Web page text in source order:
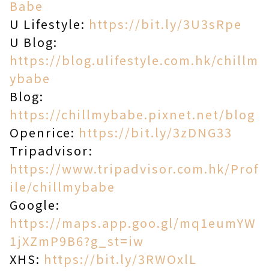
Babe
U Lifestyle: https://bit.ly/3U3sRpe
U Blog:
https://blog.ulifestyle.com.hk/chillm
ybabe
Blog:
https://chillmybabe.pixnet.net/blog
Openrice: https://bit.ly/3zDNG33
Tripadvisor:
https://www.tripadvisor.com.hk/Prof
ile/chillmybabe
Google:
https://maps.app.goo.gl/mq1eumYW
1jXZmP9B6?g_st=iw
XHS: https://bit.ly/3RWOxlL